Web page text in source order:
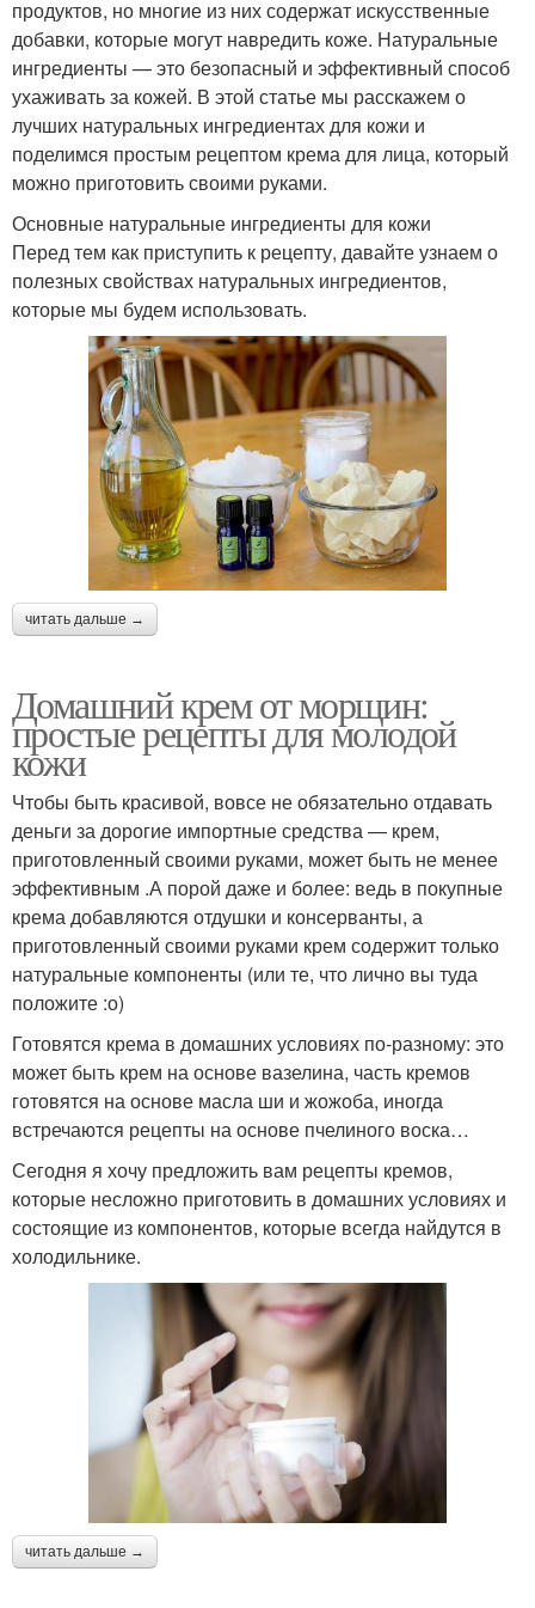
продуктов, но многие из них содержат искусственные
добавки, которые могут навредить коже. Натуральные
ингредиенты — это безопасный и эффективный способ
ухаживать за кожей. В этой статье мы расскажем о
лучших натуральных ингредиентах для кожи и
поделимся простым рецептом крема для лица, который
можно приготовить своими руками.
Основные натуральные ингредиенты для кожи
Перед тем как приступить к рецепту, давайте узнаем о
полезных свойствах натуральных ингредиентов,
которые мы будем использовать.
читать дальше →
Домашний крем от морщин:
простые рецепты для молодой
кожи
Чтобы быть красивой, вовсе не обязательно отдавать
деньги за дорогие импортные средства — крем,
приготовленный своими руками, может быть не менее
эффективным .А порой даже и более: ведь в покупные
крема добавляются отдушки и консерванты, а
приготовленный своими руками крем содержит только
натуральные компоненты (или те, что лично вы туда
положите :о)
Готовятся крема в домашних условиях по-разному: это
может быть крем на основе вазелина, часть кремов
готовятся на основе масла ши и жожоба, иногда
встречаются рецепты на основе пчелиного воска…
Сегодня я хочу предложить вам рецепты кремов,
которые несложно приготовить в домашних условиях и
состоящие из компонентов, которые всегда найдутся в
холодильнике.
читать дальше →